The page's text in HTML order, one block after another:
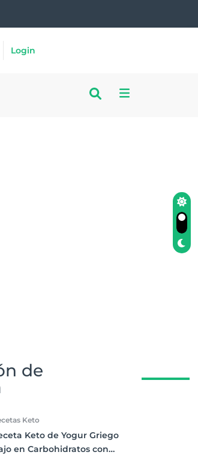
Login
de
Keto
Keto de Yogur Griego
en Carbohidratos con